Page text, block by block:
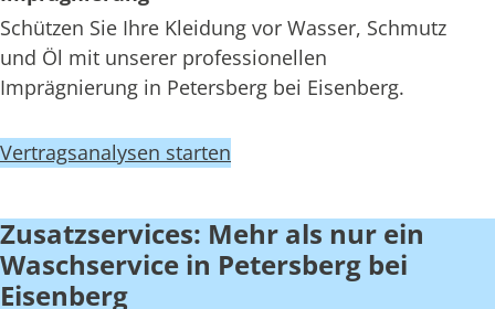
Schützen Sie Ihre Kleidung vor Wasser, Schmutz
und Öl mit unserer professionellen
Imprägnierung in Petersberg bei Eisenberg.
Vertragsanalysen starten
Zusatzservices: Mehr als nur ein
Waschservice in Petersberg bei
Eisenberg